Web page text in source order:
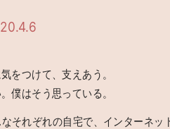
をつけて、支えあう。
僕はそう思っている。
それぞれの自宅で、インターネッ